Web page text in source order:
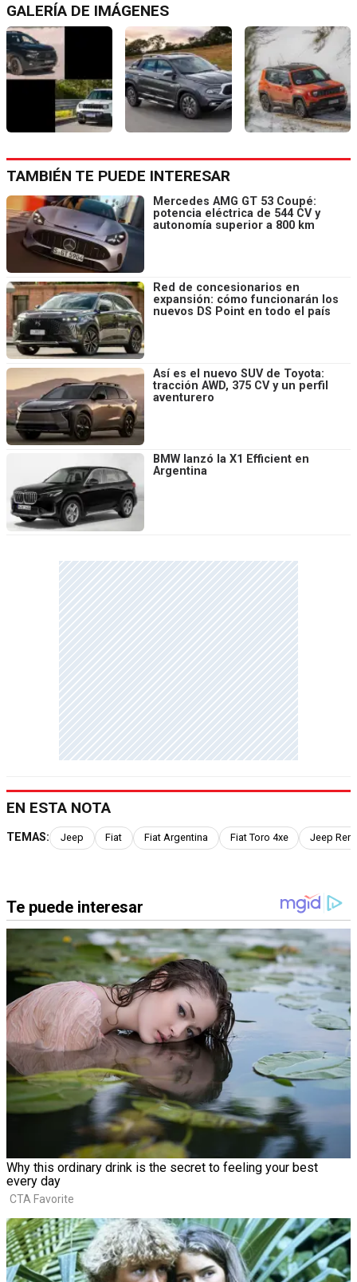
GALERÍA DE IMÁGENES
TAMBIÉN TE PUEDE INTERESAR
Mercedes AMG GT 53 Coupé:
potencia eléctrica de 544 CV y
autonomía superior a 800 km
Red de concesionarios en
expansión: cómo funcionarán los
nuevos DS Point en todo el país
Así es el nuevo SUV de Toyota:
tracción AWD, 375 CV y un perfil
aventurero
BMW lanzó la X1 Efficient en
Argentina
EN ESTA NOTA
TEMAS: Jeep Fiat Fiat Argentina Fiat Toro 4xe Jeep